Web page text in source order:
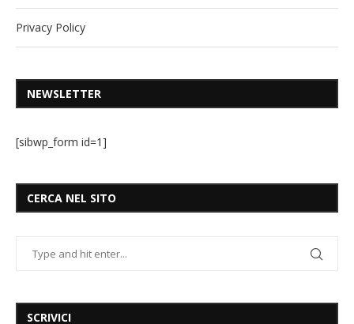
Privacy Policy
NEWSLETTER
[sibwp_form id=1]
CERCA NEL SITO
SCRIVICI